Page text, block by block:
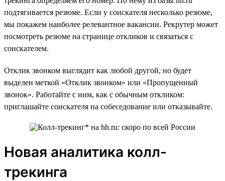
подтягивается резюме. Если у соискателя несколько резюме,
мы покажем наиболее релевантное вакансии. Рекрутер может
посмотреть резюме на странице откликов и связаться с
соискателем.
Отклик звонком выглядит как любой другой, но будет
выделен меткой «Отклик звонком» или «Пропущенный
звонок». Работайте с ним, как с обычным откликом:
приглашайте соискателя на собеседование или отказывайте.
Новая аналитика колл-
трекинга